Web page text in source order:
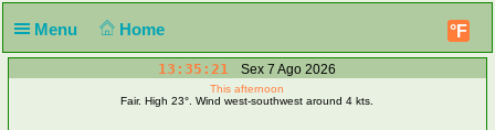
Menu Home °F
13:35:21 Sex 7 Ago 2026
This afternoon
Fair. High 23°. Wind west-southwest around 4 kts.